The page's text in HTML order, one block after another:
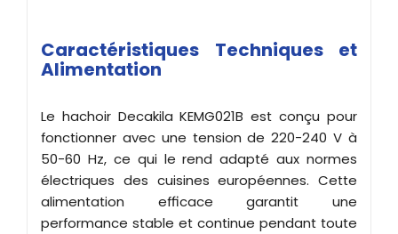
Caractéristiques Techniques et
Alimentation
Le hachoir Decakila KEMG021B est conçu pour
fonctionner avec une tension de 220-240 V à
50-60 Hz, ce qui le rend adapté aux normes
électriques des cuisines européennes. Cette
alimentation efficace garantit une
performance stable et continue pendant toute